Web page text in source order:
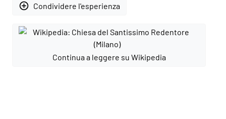
add_circle_outline Condividere l'esperienza
Continua a leggere su Wikipedia